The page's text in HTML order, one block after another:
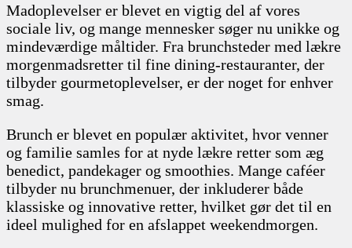
Madoplevelser er blevet en vigtig del af vores
sociale liv, og mange mennesker søger nu unikke og
mindeværdige måltider. Fra brunchsteder med lækre
morgenmadsretter til fine dining-restauranter, der
tilbyder gourmetoplevelser, er der noget for enhver
smag.
Brunch er blevet en populær aktivitet, hvor venner
og familie samles for at nyde lækre retter som æg
benedict, pandekager og smoothies. Mange caféer
tilbyder nu brunchmenuer, der inkluderer både
klassiske og innovative retter, hvilket gør det til en
ideel mulighed for en afslappet weekendmorgen.